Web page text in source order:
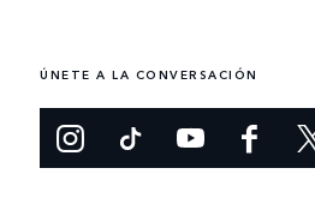
ÚNETE A LA CONVERSACIÓN